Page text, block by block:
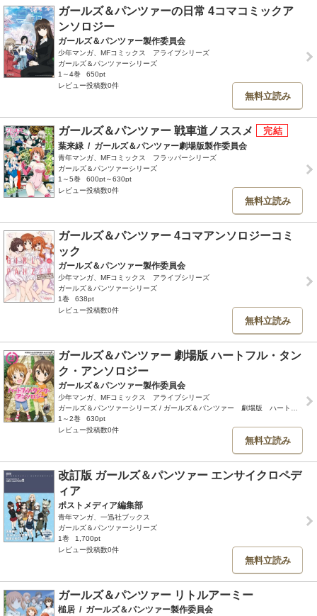
ガールズ＆パンツァーの日常 4コマコミックア
ンソロジー
ガールズ＆パンツァー製作委員会
少年マンガ、MFコミックス アライブシリーズ
ガールズ＆パンツァーシリーズ
1～4巻
650pt
レビュー投稿数0件
無料立読み
ガールズ＆パンツァー 戦車道ノススメ
葉来緑 / ガールズ＆パンツァー劇場版製作委員会
青年マンガ、MFコミックス フラッパーシリーズ
ガールズ＆パンツァーシリーズ
1～5巻
600pt～630pt
レビュー投稿数0件
無料立読み
ガールズ＆パンツァー 4コマアンソロジーコミ
ック
ガールズ＆パンツァー製作委員会
少年マンガ、MFコミックス アライブシリーズ
ガールズ＆パンツァーシリーズ
1巻
638pt
レビュー投稿数0件
無料立読み
ガールズ＆パンツァー 劇場版 ハートフル・タン
ク・アンソロジー
ガールズ＆パンツァー製作委員会
少年マンガ、MFコミックス アライブシリーズ
ガールズ＆パンツァーシリーズ / ガールズ＆パンツァー 劇場版 ハートフル・タンク・アンソロジー
1～2巻
630pt
レビュー投稿数0件
無料立読み
改訂版 ガールズ＆パンツァー エンサイクロペデ
ィア
ポストメディア編集部
青年マンガ、一迅社ブックス
ガールズ＆パンツァーシリーズ
1巻
1,700pt
レビュー投稿数0件
無料立読み
ガールズ＆パンツァー リトルアーミー
槌居 / ガールズ＆パンツァー製作委員会